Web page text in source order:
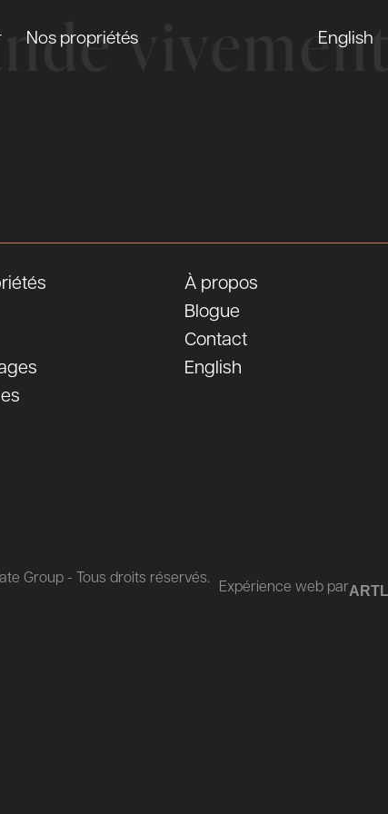
Nos propriétés English
À propos
Blogue
Contact
English
Group - Tous droits réservés. Expérience web par